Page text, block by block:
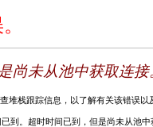
尚未从池中获取连
堆栈跟踪信息，以了解有关该错误以
到。超时时间已到，但是尚未从池